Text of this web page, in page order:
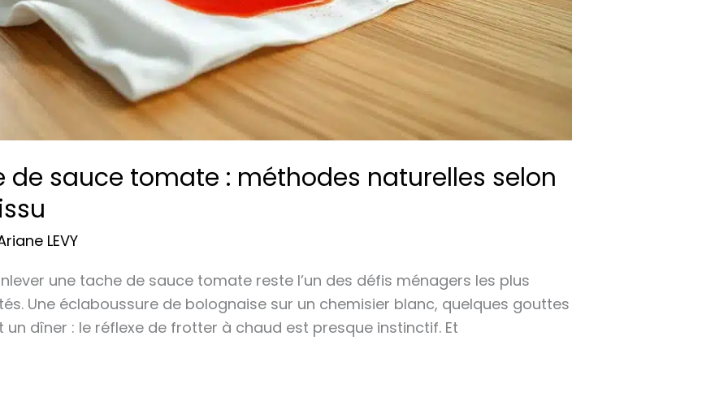
de sauce tomate : méthodes naturelles selon
LEVY
une tache de sauce tomate reste l’un des défis ménagers les plus
Une éclaboussure de bolognaise sur un chemisier blanc, quelques gouttes
dîner : le réflexe de frotter à chaud est presque instinctif. Et